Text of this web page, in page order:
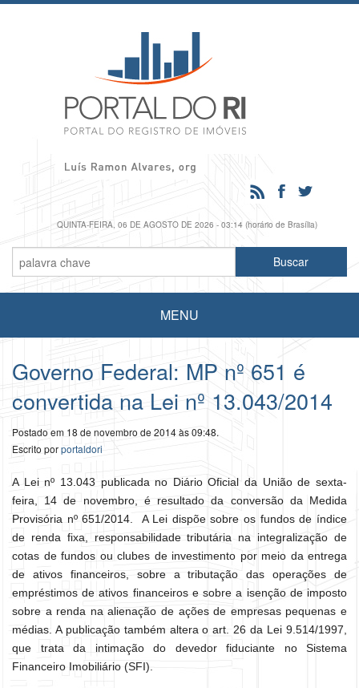
QUINTA-FEIRA, 06 DE AGOSTO DE 2026 - 03:14 (horário de Brasília)
MENU
Governo Federal: MP nº 651 é
convertida na Lei nº 13.043/2014
Postado em 18 de novembro de 2014 às 09:48.
Escrito porportaldori
A Lei nº 13.043 publicada no Diário Oficial da União de sexta-
feira, 14 de novembro, é resultado da conversão da Medida
Provisória nº 651/2014. A Lei dispõe sobre os fundos de índice
de renda fixa, responsabilidade tributária na integralização de
cotas de fundos ou clubes de investimento por meio da entrega
de ativos financeiros, sobre a tributação das operações de
empréstimos de ativos financeiros e sobre a isenção de imposto
sobre a renda na alienação de ações de empresas pequenas e
médias. A publicação também altera o art. 26 da Lei 9.514/1997,
que trata da intimação do devedor fiduciante no Sistema
Financeiro Imobiliário (SFI).